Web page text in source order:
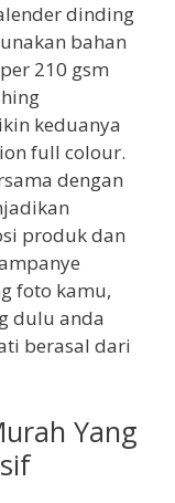
dinding
bahan
210 gsm
keduanya
full colour.
dengan
produk dan
foto kamu,
dulu anda
berasal dari
Yang